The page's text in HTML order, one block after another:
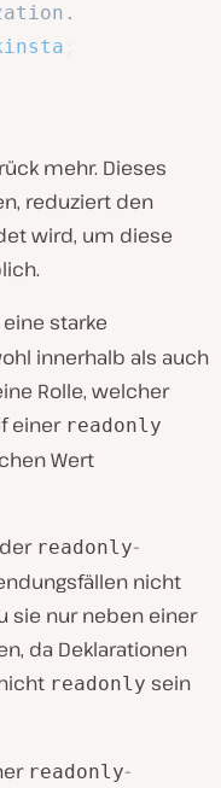
mehr. Dieses
reduziert den
wird, um diese
starke
innerhalb als auch
Rolle, welcher
einer readonly
Wert
readonly-
nicht
sie nur neben einer
da Deklarationen
readonly sein
readonly-